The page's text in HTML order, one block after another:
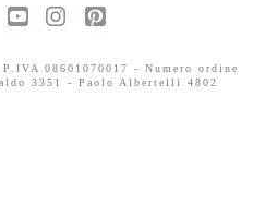
08601070017 - Numero ordine
3351 - Paolo Albertelli 4802